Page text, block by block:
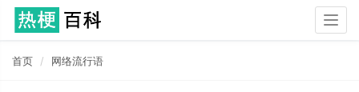
首页 网络流行语